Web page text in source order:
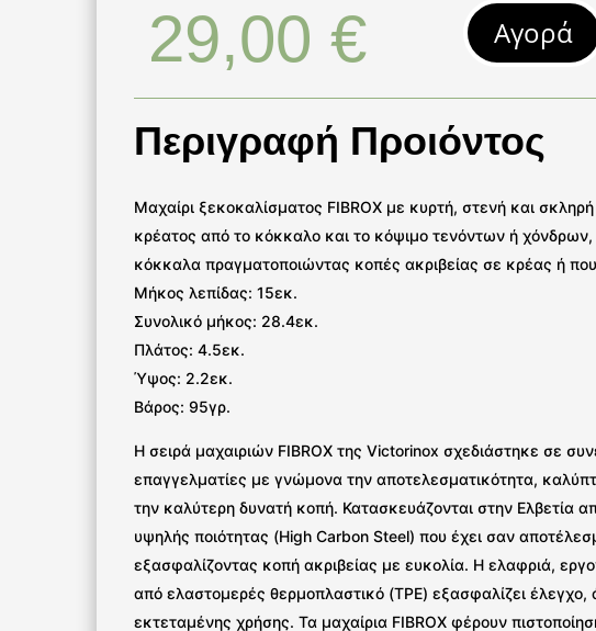
29,00€ Αγορά
Περιγραφή Προιόντος
Mαχαίρι ξεκοκαλίσματος FIBROX με κυρτή, στενή και
κρέατος από το κόκκαλο και το κόψιμο τενόντων ή
κόκκαλα πραγματοποιώντας κοπές ακριβείας σε κρέας ή
Μήκος λεπίδας: 15εκ.
Συνολικό μήκος: 28.4εκ.
Πλάτος: 4.5εκ.
Ύψος: 2.2εκ.
Βάρος: 95γρ.
Η σειρά μαχαιριών FIBROX της Victorinox σχεδιάστηκε σε
επαγγελματίες με γνώμονα την αποτελεσματικότητα,
την καλύτερη δυνατή κοπή. Κατασκευάζονται στην Ελβετία
υψηλής ποιότητας (High Carbon Steel) που έχει σαν
εξασφαλίζοντας κοπή ακριβείας με ευκολία. Η ελαφριά,
από ελαστομερές θερμοπλαστικό (TPE) εξασφαλίζει
εκτεταμένης χρήσης. Τα μαχαίρια FIBROX φέρουν